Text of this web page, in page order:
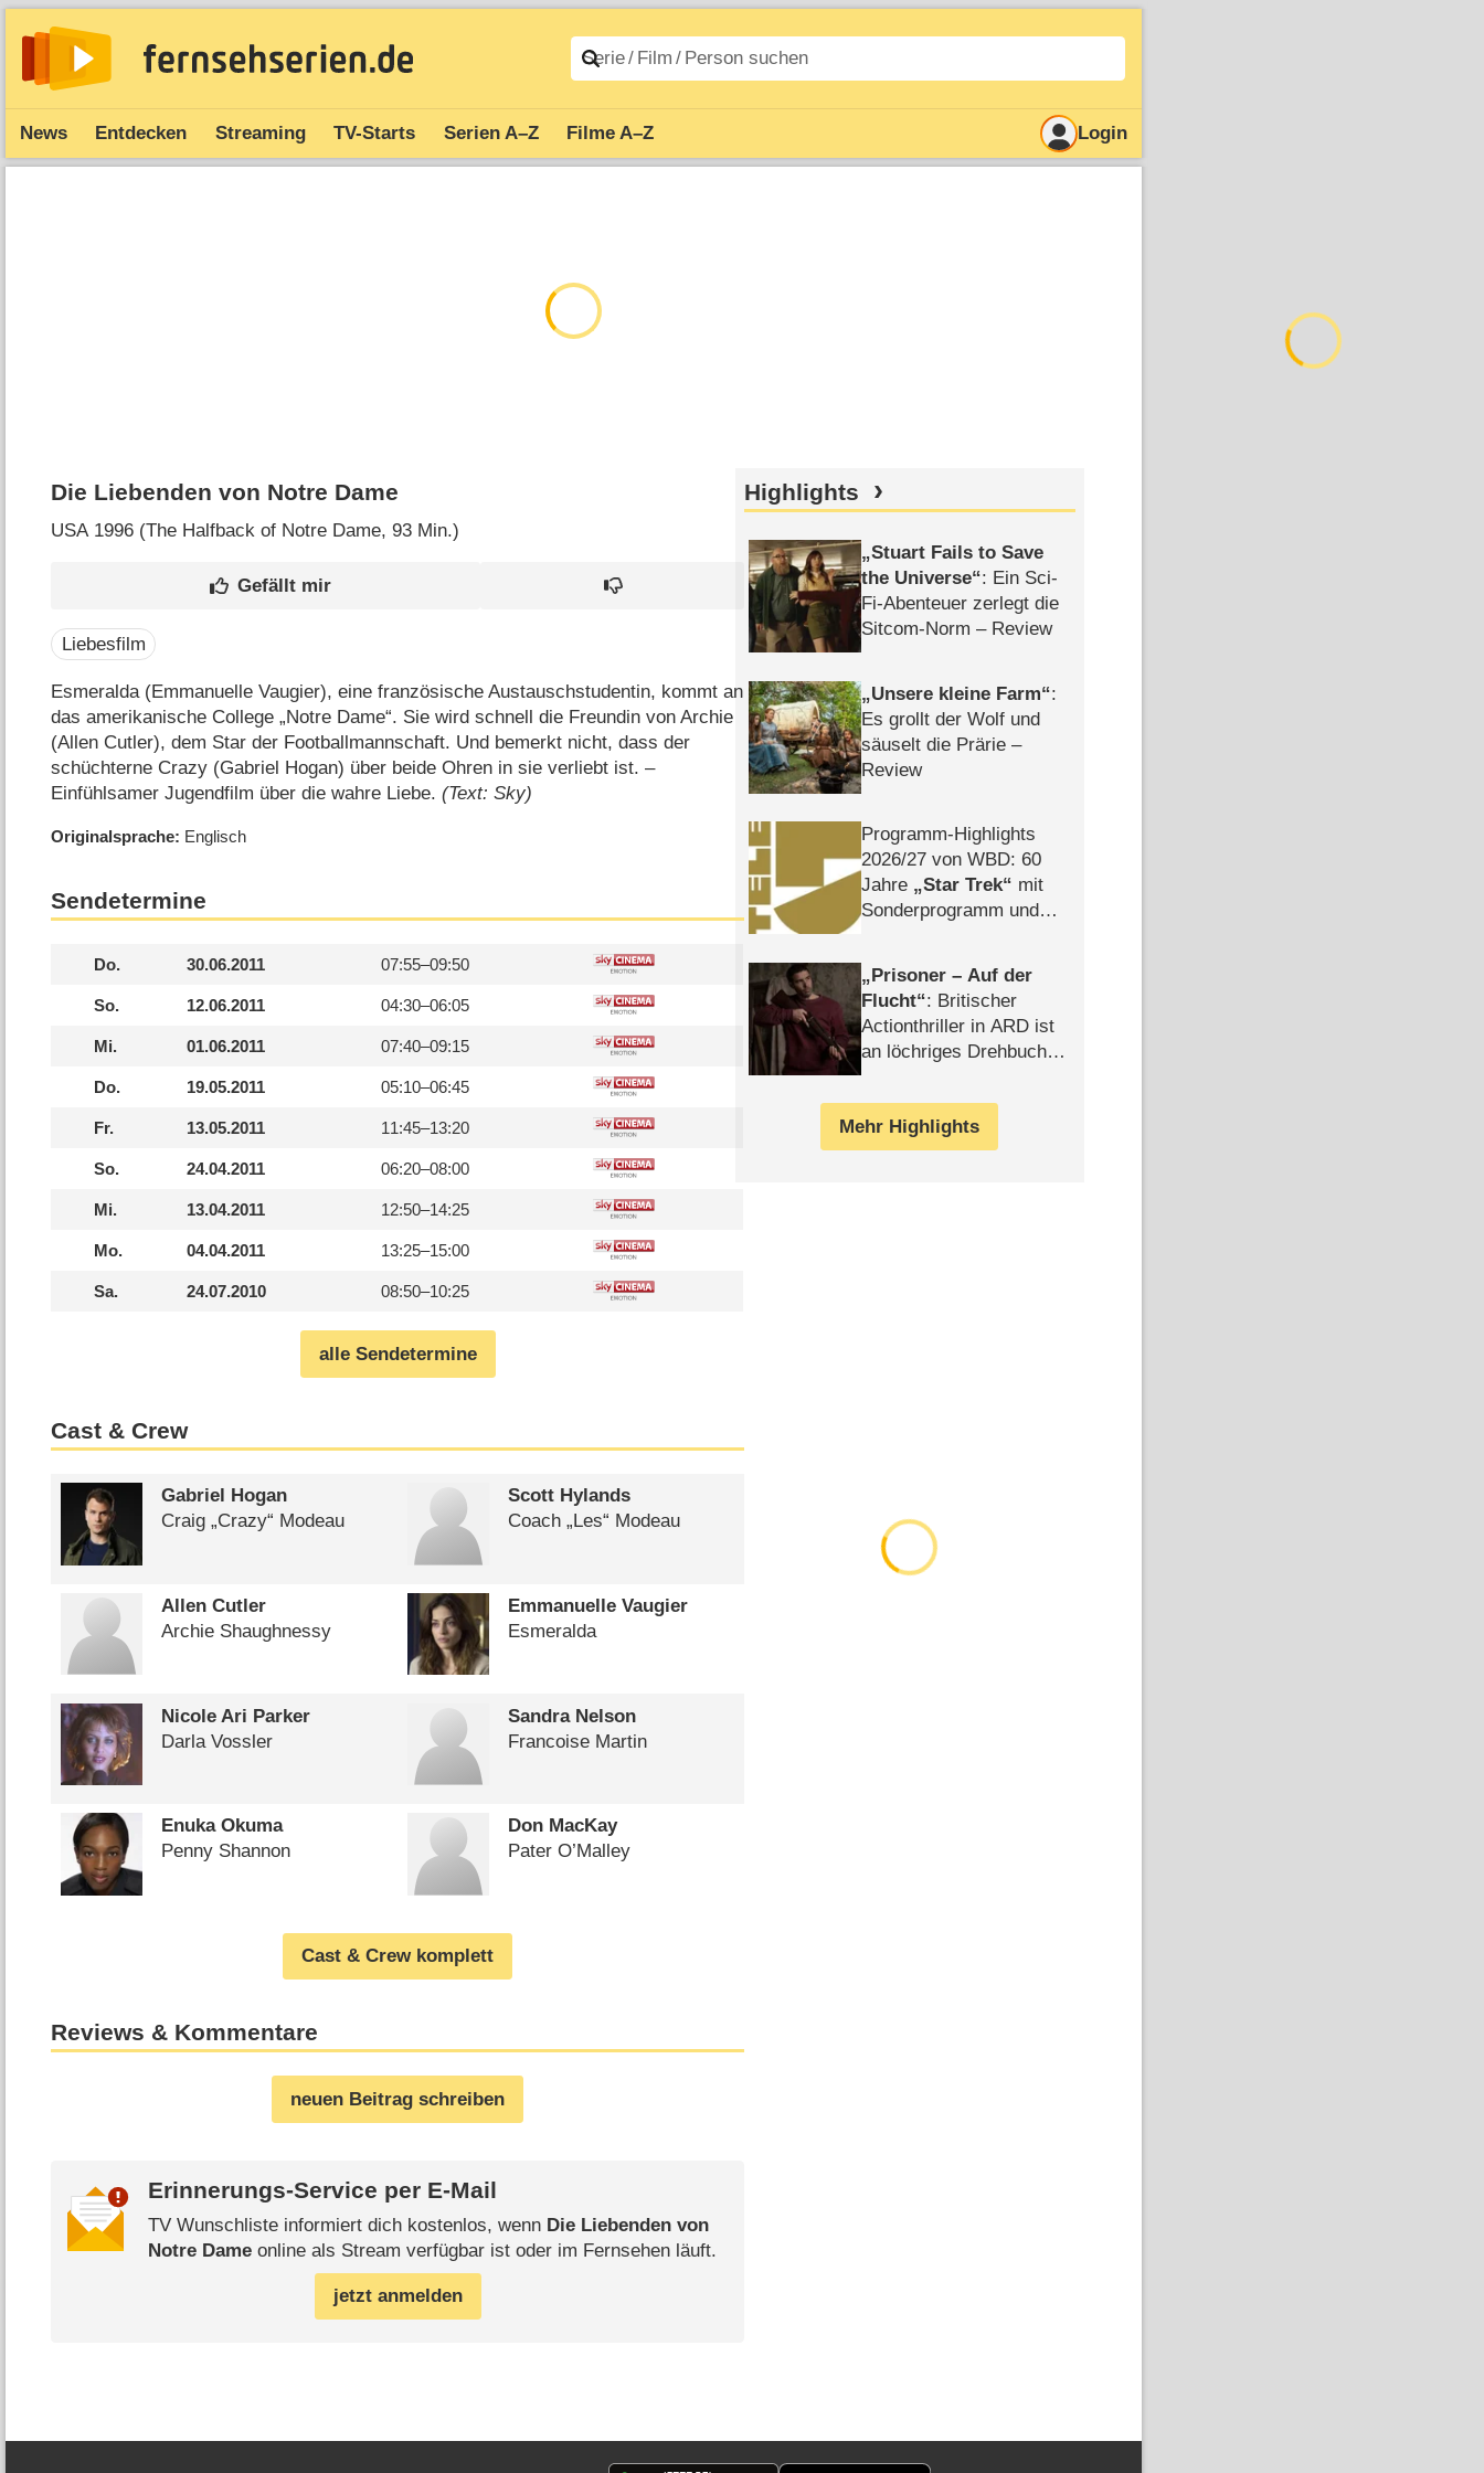
News Entdecken Streaming TV-Starts Serien A–Z Filme A–Z Login
Die Liebenden von Notre Dame
USA1996 (The Halfback of Notre Dame‎, 93 Min.)
Liebesfilm
Esmeralda (Emmanuelle Vaugier), eine französische Austauschstudentin, kommt an
das amerikanische College „Notre Dame“. Sie wird schnell die Freundin von Archie
(Allen Cutler), dem Star der Footballmannschaft. Und bemerkt nicht, dass der
schüchterne Crazy (Gabriel Hogan) über beide Ohren in sie verliebt ist. –
Einfühlsamer Jugendfilm über die wahre Liebe.(Text: Sky)
Originalsprache Englisch
Sendetermine
Do. 30.06.2011 07:55–09:50
So. 12.06.2011 04:30–06:05
Mi. 01.06.2011 07:40–09:15
Do. 19.05.2011 05:10–06:45
Fr. 13.05.2011 11:45–13:20
So. 24.04.2011 06:20–08:00
Mi. 13.04.2011 12:50–14:25
Mo. 04.04.2011 13:25–15:00
Sa. 24.07.2010 08:50–10:25
alle Sendetermine
Cast & Crew
Gabriel Hogan
Craig „Crazy“ Modeau
Scott Hylands
Coach „Les“ Modeau
Allen Cutler
Archie Shaughnessy
Emmanuelle Vaugier
Esmeralda
Nicole Ari Parker
Darla Vossler
Sandra Nelson
Francoise Martin
Enuka Okuma
Penny Shannon
Don MacKay
Pater O’Malley
Cast & Crew komplett
Reviews & Kommentare
neuen Beitrag schreiben
Erinnerungs-Service per E-Mail
TV Wunschliste informiert dich kostenlos, wenn Die Liebenden von
Notre Dameonline als Stream verfügbar ist oder im Fernsehen läuft.
jetzt anmelden
Highlights
Stuart Fails to Save
the Universe : Ein Sci-
Fi-Abenteuer zerlegt die
Sitcom-Norm – Review
Unsere kleine Farm :
Es grollt der Wolf und
säuselt die Prärie –
Review
Programm-Highlights
2026/​27 von WBD: 60
Jahre
Star Trek
mit
Sonderprogramm und
Prisoner – Auf der
Flucht : Britischer
Actionthriller in ARD ist
an löchriges Drehbuch
Mehr Highlights